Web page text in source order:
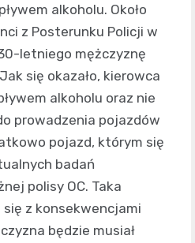
alkoholu. Około
z Posterunku Policji w
letniego mężczyznę
się okazało, kierowca
alkoholu oraz nie
prowadzenia pojazdów
pojazd, którym się
badań
polisy OC. Taka
z konsekwencjami
będzie musiał